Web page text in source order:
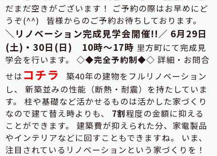
だまだ空きがございます！ ご予約の際はお早めにど
うぞ(^^) 皆様からのご予約お待ちしております。
＼リノベーション完成見学会開催!!／ 6月29日
(土)・30日(日) 10時～17時 里方町にて完成見
学会を行います。◇◆完全予約制◆◇ 詳細・お問合
せは コチラ
築40年の建物をフルリノベーション
し、 新築並みの性能（断熱・耐震）を持たしていま
す。 柱や基礎など活かせるものは活かした家づくり
なので建て替え時よりも、 7割程度の金額に抑える
ことができます。 建築費が抑えられた分、家電製品
やインテリアなどに回すこともできますね。 いま、
注目されているリノベーションという家づくりを！